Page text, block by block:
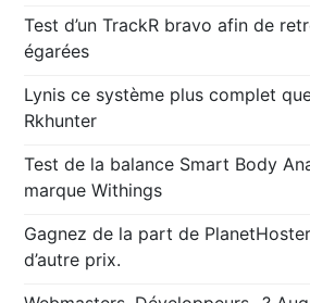
Test d’un TrackR bravo afin de
égarées
Lynis ce système plus complet
Rkhunter
Test de la balance Smart Body
marque Withings
Gagnez de la part de
d’autre prix.